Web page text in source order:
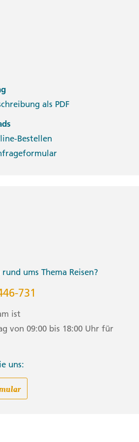
als PDF
Bestellen
ums Thema Reisen?
731
ist
von 09:00 bis 18:00 Uhr für
uns: